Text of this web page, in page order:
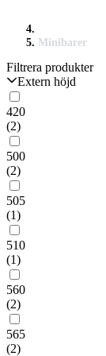
Minibarer
Filtrera produkter
Extern höjd
420
(2)
500
(2)
505
(1)
510
(1)
560
(2)
565
(2)